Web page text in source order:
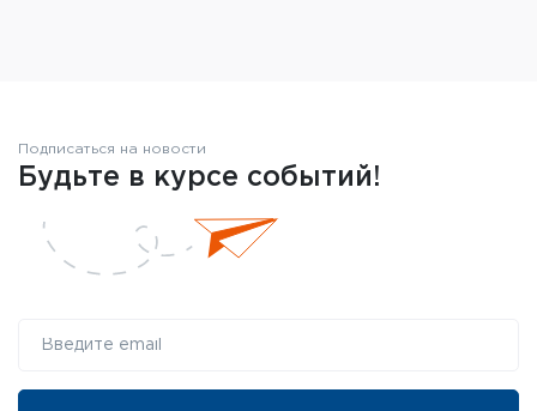
Подписаться на новости
Будьте в курсе событий!